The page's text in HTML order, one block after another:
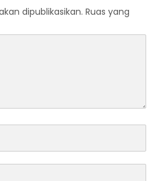
dipublikasikan. Ruas yang